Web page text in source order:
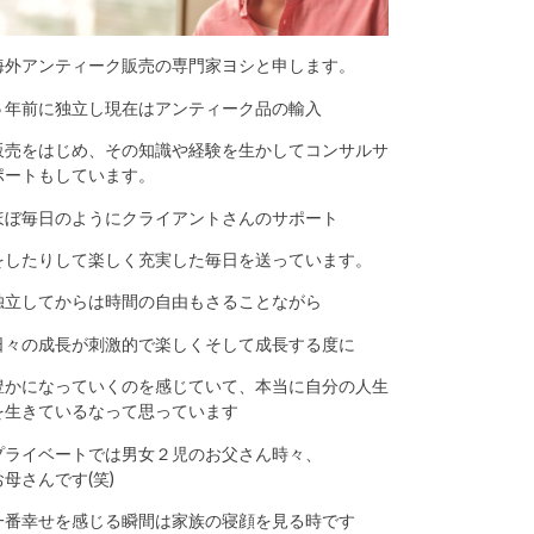
外アンティーク販売の専門家ヨシと申します。
年前に独立し現在はアンティーク品の輸入
売をはじめ、その知識や経験を生かしてコンサルサ
ートもしています。
ぼ毎日のようにクライアントさんのサポート
したりして楽しく充実した毎日を送っています。
立してからは時間の自由もさることながら
々の成長が刺激的で楽しくそして成長する度に
かになっていくのを感じていて、本当に自分の人生
生きているなって思っています
ライベートでは男女２児のお父さん時々、
母さんです(笑)
番幸せを感じる瞬間は家族の寝顔を見る時です